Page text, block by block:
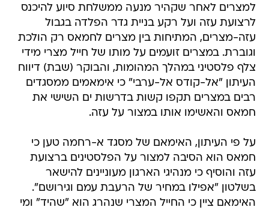
למצרים לאחר שקהיר מנעה ממשלחת סיוע להיכנס
לרצועת עזה ועל רקע בניית גדר הפלדה בגבול
עזה-מצרים, המתיחות בין מצרים לחמאס רק הולכת
וגוברת. במצרים זועמים על מותו של חייל מצרי מידי
צלף פלסטיני במהלך המהומות, והבוקר (שבת) דיווח
העיתון "אל-קודס אל-ערבי" כי אימאמים ממסגדים
רבים במצרים תקפו קשות בדרשות ים השישי את
חמאס והאשימו אותו במצור על עזה.
על פי העיתון, האימאם של מסגד א-רחמה טען כי
חמאס הוא הסיבה למצור על הפלסטינים ברצועת
עזה והוסיף כי מנהיגי הארגון מעוניינים להישאר
בשלטון "אפילו במחיר של הרעבת עמם וגירושם".
האימאם ציין כי החייל המצרי שנהרג הוא "שהיד" ומי